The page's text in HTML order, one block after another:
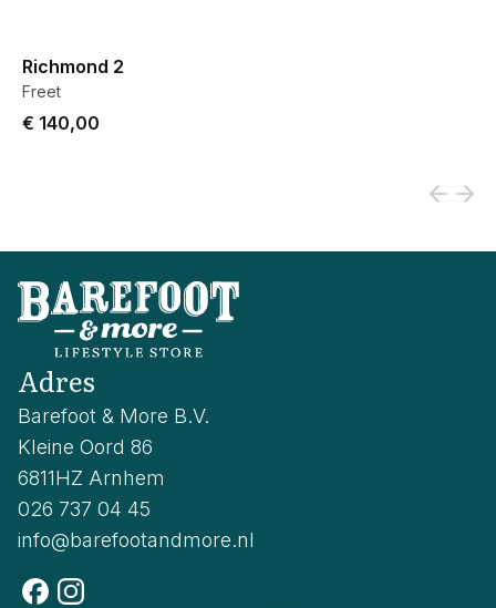
Richmond 2
Freet
€ 140,00
Adres
Barefoot & More B.V.
Kleine Oord 86
6811HZ Arnhem
026 737 04 45
info@barefootandmore.nl